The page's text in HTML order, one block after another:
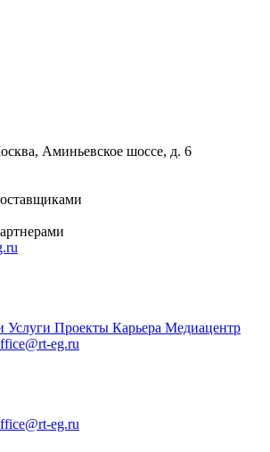
Аминьевское шоссе, д. 6
Услуги Проекты Карьера Медиацентр
eg.ru
eg.ru